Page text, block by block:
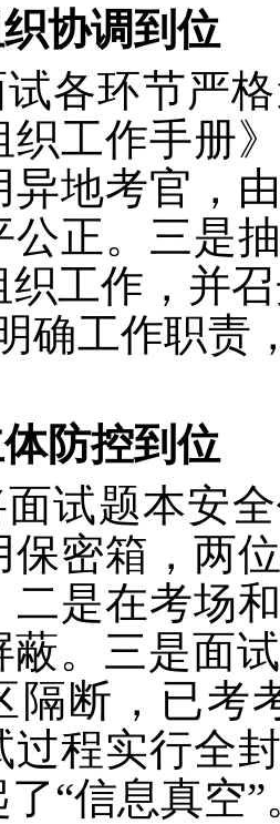
协调到位
各环节严
织工作手册
异地考官，
公正。三是
织工作，并
确工作职责
防控到位
试题本安
保密箱，两
二是在考场
蔽。三是面
隔断，已考
过程实行全
“信息真空”